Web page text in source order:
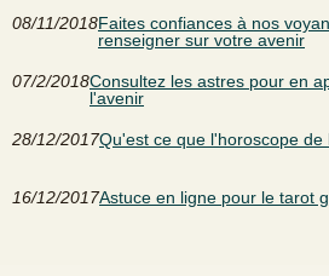
08/11/2018Faites confiances à nos
renseigner sur votre avenir
07/2/2018Consultez les astres pour en
l'avenir
28/12/2017Qu'est ce que l'horoscope de
16/12/2017Astuce en ligne pour le tarot